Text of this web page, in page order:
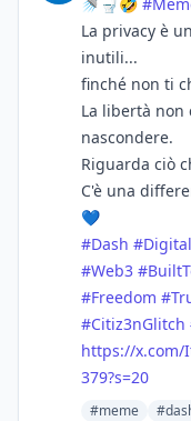
La privacy è
inutili...
finché non ti
La libertà non
nascondere.
Riguarda ciò
C'è una
💙
#Dash #
#Web3 #
#Freedom #
#Citiz3nGlitch
https://x.com/
379?s=20
#meme